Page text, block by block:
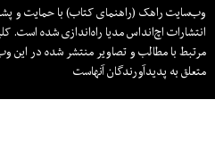
وب‌سایت راهک (راهنمای کتاب) با حمایت و
انتشارات اچ‌اند‌اس مدیا راه‌اندازی شده است.
مرتبط با مطالب و تصاویر منتشر شده در این
متعلق به پدیدآورندگان آنهاست